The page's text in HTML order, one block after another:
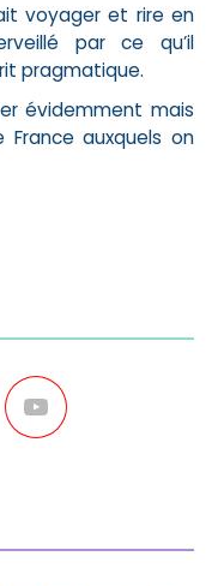
voyager et rire en
par ce qu’il
pragmatique.
évidemment mais
France auxquels on
YouTube